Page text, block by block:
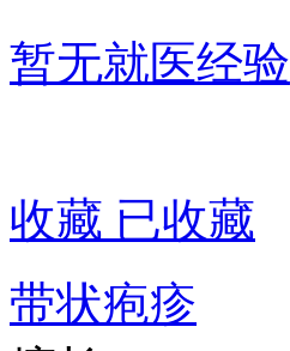
暂无就医经验
收藏 已收藏
带状疱疹